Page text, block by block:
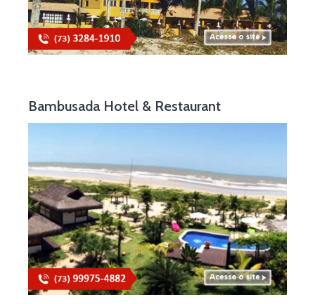
Bambusada Hotel & Restaurant